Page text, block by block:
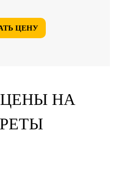
ЦЕНУ
НА